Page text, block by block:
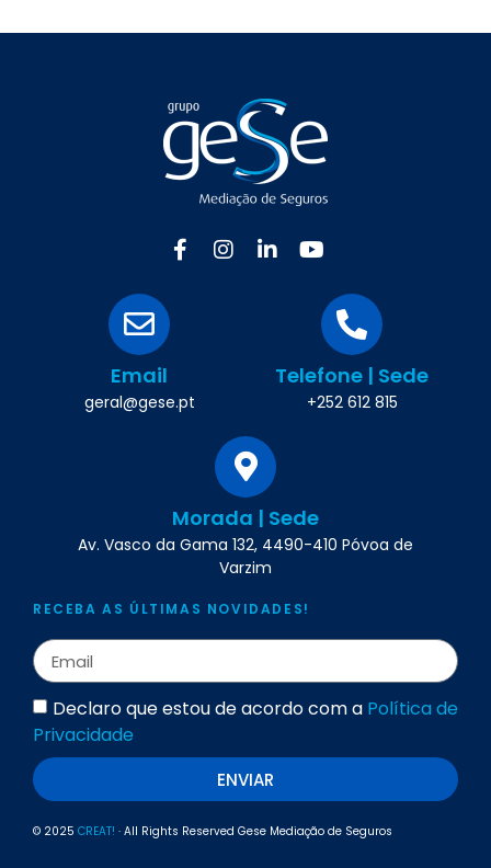
Email
geral@gese.pt
Telefone | Sede
+252 612 815
Morada | Sede
Av. Vasco da Gama 132, 4490-410 Póvoa de
Varzim
RECEBA AS ÚLTIMAS NOVIDADES!
Declaro que estou de acordo com a Política de
Privacidade
ENVIAR
© 2025 CREAT! · All Rights Reserved Gese Mediação de Seguros